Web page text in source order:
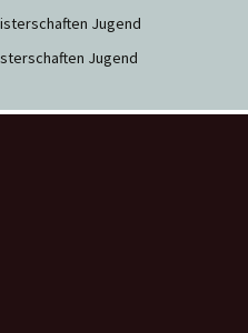
Jugend
Jugend